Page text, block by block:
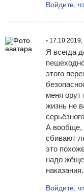
Войдите,
- 17.10.2019,
Я всегда
этого
меня орут
жизнь не
А вообще,
сбивают
это
надо
наказания.
Войдите,